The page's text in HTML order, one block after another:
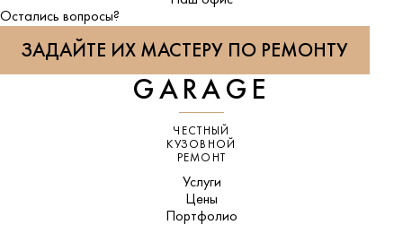
Остались вопросы?
ЗАДАЙТЕ ИХ МАСТЕРУ ПО РЕМОНТУ
GARAGE
ЧЕСТНЫЙ
КУЗОВНОЙ
РЕМОНТ
Услуги
Цены
Портфолио